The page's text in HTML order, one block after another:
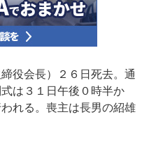
役会長）２６日死去。通
は３１日午後０時半か
れる。喪主は長男の紹雄